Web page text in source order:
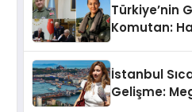
Türkiye’nin
Komutan:
İstanbul
Gelişme: